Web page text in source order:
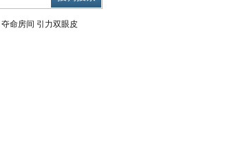
夺命房间 引力双眼皮